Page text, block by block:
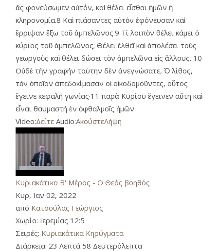
ἄς φονεύσωμεν αὐτόν, καὶ θέλει εἶσθαι ἡμῶν ἡ
κληρονομία.8 Καὶ πιάσαντες αὐτὸν ἐφόνευσαν καὶ
ἔρριψαν ἔξω τοῦ ἀμπελῶνος.9 Τί λοιπὸν θέλει κάμει ὁ
κύριος τοῦ ἀμπελῶνος; Θέλει ἐλθεῖ καὶ ἀπολέσει τοὺς
γεωργοὺς καὶ θέλει δώσει τὸν ἀμπελῶνα εἰς ἄλλους. 10
Οὐδὲ τὴν γραφήν ταύτην δὲν ἀνεγνώσατε, Ὁ λίθος,
τὸν ὁποῖον ἀπεδοκίμασαν οἱ οἰκοδομοῦντες, οὗτος
ἔγεινε κεφαλή γωνίας·11 παρὰ Κυρίου ἔγεινεν αὕτη καὶ
εἶναι θαυμαστή ἐν ὀφθαλμοῖς ἡμῶν.
Video:Δείτε Audio:ΑκούστεΛήψη
Κυριακάτικο Β' Μέρος - Ο Θεός βοηθός
Κυρ, Ιαν 02, 2022
από Κατσούλας Γεώργιος
Χωρίο: Ιερεμίας 12:5
Σειρές: Κυριακάτικα Κηρύγματα
Διάρκεια: 23 Λεπτά 58 Δευτερόλεπτα